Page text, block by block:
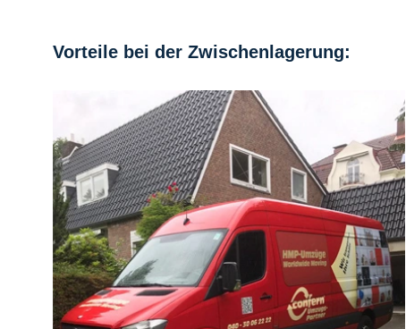
Vorteile bei der Zwischenlagerung: